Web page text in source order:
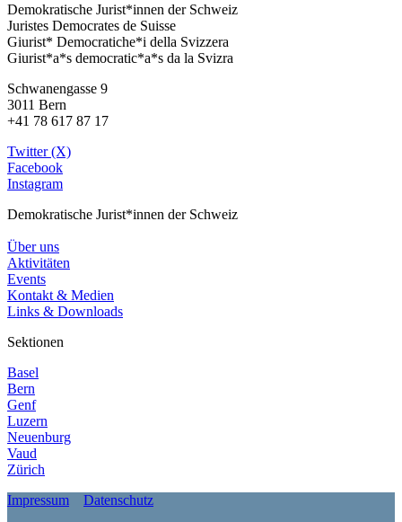
Demokratische Jurist*innen der Schweiz
Juristes Democrates de Suisse
Giurist* Democratiche*i della Svizzera
Giurist*a*s democratic*a*s da la Svizra
Schwanengasse 9
3011 Bern
+41 78 617 87 17
Twitter (X)
Facebook
Instagram
Demokratische Jurist*innen der Schweiz
Über uns
Aktivitäten
Events
Kontakt & Medien
Links & Downloads
Sektionen
Basel
Bern
Genf
Luzern
Neuenburg
Vaud
Zürich
Impressum
Datenschutz